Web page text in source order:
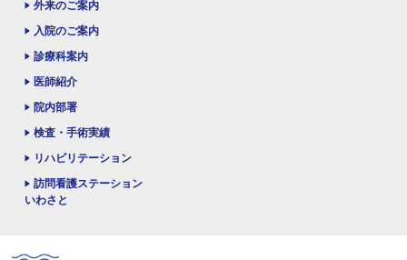
外来のご案内
入院のご案内
診療科案内
医師紹介
院内部署
検査・手術実績
リハビリテーション
訪問看護ステーション
いわさと